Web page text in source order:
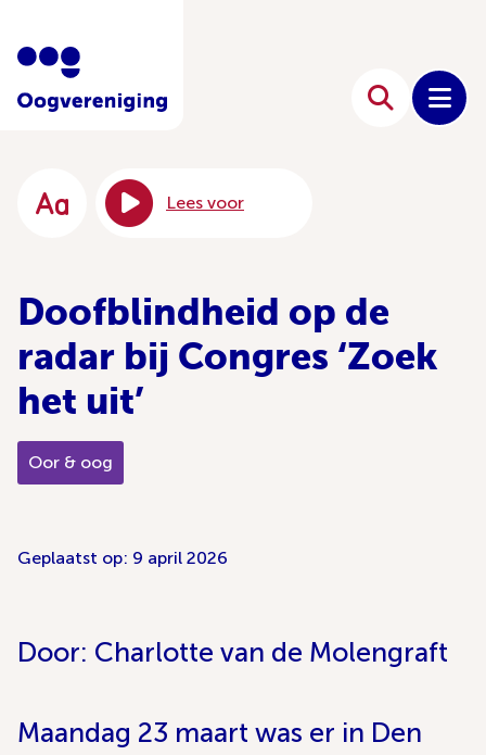
Lees voor
Doofblindheid op de
radar bij Congres ‘Zoek
het uit’
Oor & oog
Geplaatst op: 9 april 2026
Door: Charlotte van de Molengraft
Maandag 23 maart was er in Den